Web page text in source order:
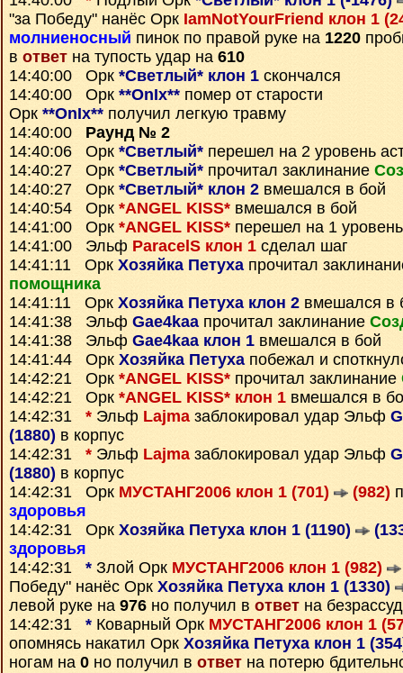
"за Победу" нанёс Орк IamNotYourFriend клон 1
молниеносный пинок по правой руке на 1220
в ответ на тупость удар на 610
14:40:00 Орк *Светлый* клон 1 скончался
14:40:00 Орк **OnIx** помер от старости
Орк **OnIx** получил легкую травму
14:40:00 Раунд № 2
14:40:06 Орк *Светлый* перешел на 2 уровень
14:40:27 Орк *Светлый* прочитал заклинание
14:40:27 Орк *Светлый* клон 2 вмешался в бой
14:40:54 Орк *ANGEL KISS* вмешался в бой
14:41:00 Орк *ANGEL KISS* перешел на 1
14:41:00 Эльф ParacelS клон 1 сделал шаг
14:41:11 Орк Хозяйка Петухапрочитал
помощника
14:41:11 Орк Хозяйка Петуха клон 2 вмешался в
14:41:38 Эльф Gae4kaaпрочитал заклинание
14:41:38 Эльф Gae4kaa клон 1 вмешался в бой
14:41:44 Орк Хозяйка Петухапобежал и
14:42:21 Орк *ANGEL KISS* прочитал заклинание
14:42:21 Орк *ANGEL KISS* клон 1 вмешался в
14:42:31 * Эльф Lajmaзаблокировал удар Эльф
(1880) в корпус
14:42:31 * Эльф Lajmaзаблокировал удар Эльф
(1880) в корпус
14:42:31 Орк МУСТАНГ2006 клон 1 (701) (982)
здоровья
14:42:31 Орк Хозяйка Петуха клон 1 (1190)
здоровья
14:42:31 * Злой Орк МУСТАНГ2006 клон 1 (982)
Победу" нанёс Орк Хозяйка Петуха клон 1 (1330)
левой руке на 976 но получил в ответ на
14:42:31 * Коварный Орк МУСТАНГ2006 клон 1
опомнясь накатил Орк Хозяйка Петуха клон 1
ногам на 0 но получил в ответ на потерю